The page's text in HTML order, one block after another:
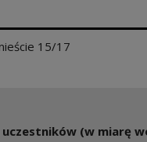
15/17
(w miarę